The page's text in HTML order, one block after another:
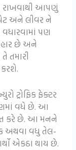
રાખવાથી આપણું
અને લીવર ને
પણ
છે અને
તમારી
કરશે.
ટ્રોફિક ફેક્ટર
વધે છે. આ
કરે છે. આ મનને
અથવા વધુ તેલ-
એકઠા થાય છે.